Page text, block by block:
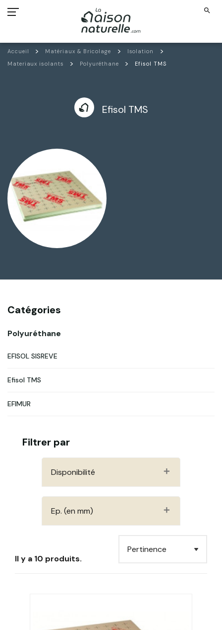
search
Accueil Matériaux & Bricolage
Isolation
Materiaux isolants
Polyuréthane Efisol TMS
Efisol TMS
Catégories
Polyuréthane
EFISOL SISREVE
Efisol TMS
EFIMUR
Filtrer par
Disponibilité
Ep. (en mm)
Il y a 10 produits.